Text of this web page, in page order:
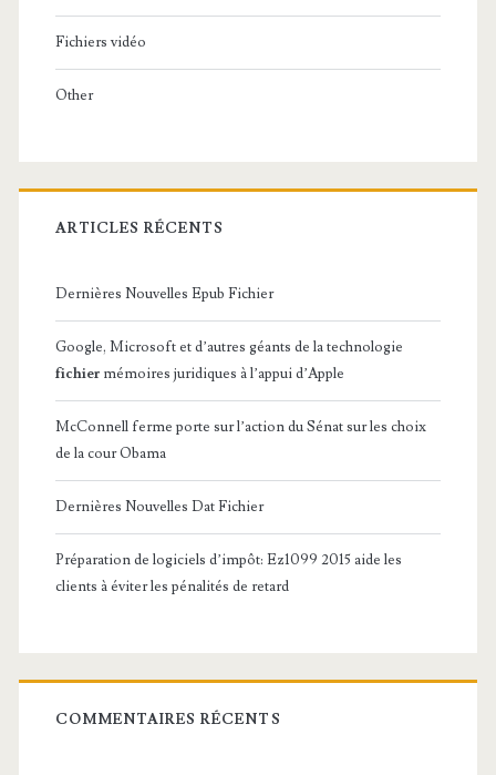
Fichiers vidéo
Other
ARTICLES RÉCENTS
Dernières Nouvelles Epub Fichier
Google, Microsoft et d’autres géants de la technologie
fichier mémoires juridiques à l’appui d’Apple
McConnell ferme porte sur l’action du Sénat sur les choix
de la cour Obama
Dernières Nouvelles Dat Fichier
Préparation de logiciels d’impôt: Ez1099 2015 aide les
clients à éviter les pénalités de retard
COMMENTAIRES RÉCENTS